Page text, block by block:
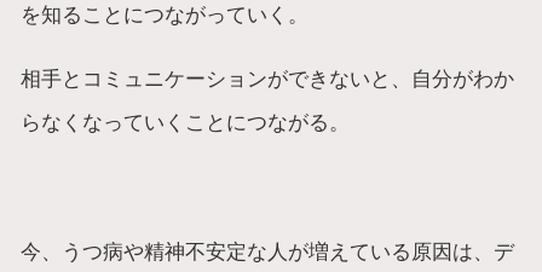
を知ることにつながっていく。
相手とコミュニケーションができないと、自分がわか
らなくなっていくことにつながる。
今、うつ病や精神不安定な人が増えている原因は、デ